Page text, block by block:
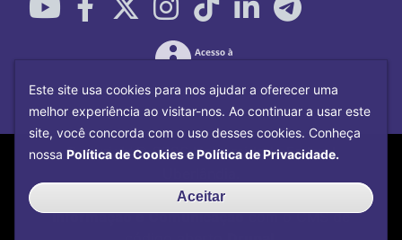
Copyright©2026Universidade Federal
Centro de Tecnologia da
Informação e Comunicaçãocom o CMS de
Este site usa cookies para nos ajudar a oferecer uma
melhor experiência ao visitar-nos. Ao continuar a usar este
site, você concorda com o uso desses cookies. Conheça
nossa Política de Cookies e Política de Privacidade.
Aceitar